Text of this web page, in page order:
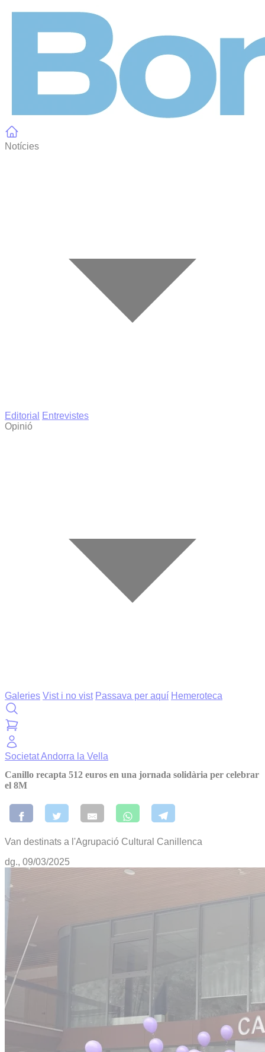
Notícies
Editorial
Entrevistes
Opinió
Galeries Vist i no vist Passava per aquí Hemeroteca
SocietatAndorra la Vella
Canillo recapta 512 euros en una jornada solidària per celebrar
el 8M
Van destinats a l'Agrupació Cultural Canillenca
dg., 09/03/2025